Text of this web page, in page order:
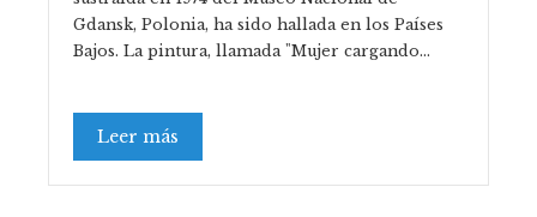
Gdansk, Polonia, ha sido hallada en los Países
Bajos. La pintura, llamada "Mujer cargando…
Leer más